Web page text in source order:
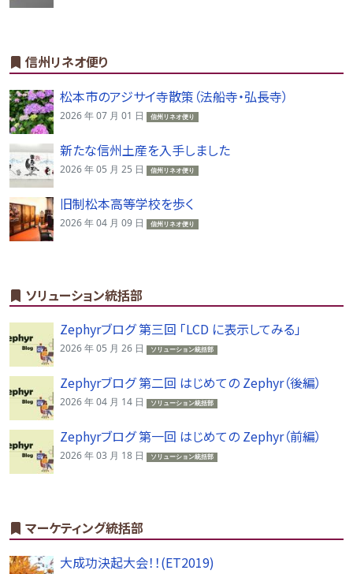
信州リネオ便り
松本市のアジサイ寺散策（法船寺・弘長寺）
2026 年 07 月 01 日 信州リネオ便り
新たな信州土産を入手しました
2026 年 05 月 25 日 信州リネオ便り
旧制松本高等学校を歩く
2026 年 04 月 09 日 信州リネオ便り
ソリューション統括部
Zephyrブログ 第三回 「LCD に表示してみる」
2026 年 05 月 26 日 ソリューション統括部
Zephyrブログ 第二回 はじめての Zephyr（後編）
2026 年 04 月 14 日 ソリューション統括部
Zephyrブログ 第一回 はじめての Zephyr（前編）
2026 年 03 月 18 日 ソリューション統括部
マーケティング統括部
大成功決起大会！！(ET2019)